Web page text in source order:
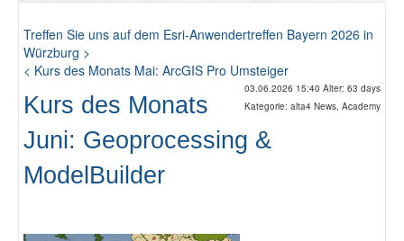
Geo-Cloud
Smart City
Treffen Sie uns auf dem Esri-Anwendertreffen Bayern 2026 in
Würzburg >
< Kurs des Monats Mai: ArcGIS Pro Umsteiger
03.06.2026 15:40 Alter: 63 days
Kategorie: alta4 News, Academy
Kurs des Monats
Juni: Geoprocessing &
ModelBuilder